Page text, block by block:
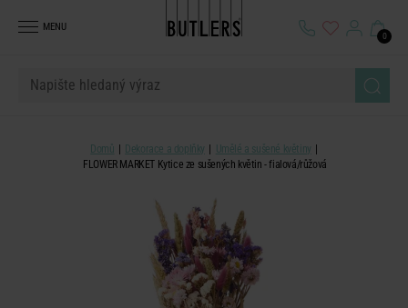
MENU
0
Domů Dekorace a doplňky
Umělé a sušené květiny
FLOWER MARKET Kytice ze sušených květin - fialová/růžová